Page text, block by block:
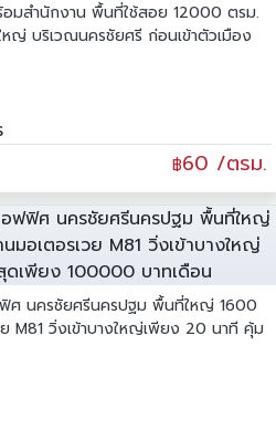
อมสำนักงาน พื้นที่ใช้สอย 12000 ตรม.
ญ่ บริเวณนครชัยศรี ก่อนเข้าตัวเมือง
฿60 /ตรม.
ฟิศ นครชัยศรีนครปฐม พื้นที่ใหญ่ 1600
M81 วิ่งเข้าบางใหญ่เพียง 20 นาที คุ้ม